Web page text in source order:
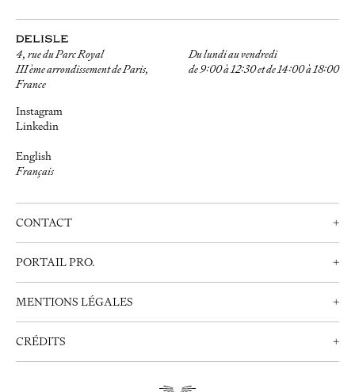
4, rue du Parc Royal
III ème arrondissement de Paris,
France
Du lundi au vendredi
de 9:00 à 12:30 et de 14:00 à 18:00
Instagram
Linkedin
English
Français
CONTACT
+
PORTAIL PRO.
+
Nous contacter
MENTIONS LÉGALES
+
CRÉDITS
+
Clément Brunner